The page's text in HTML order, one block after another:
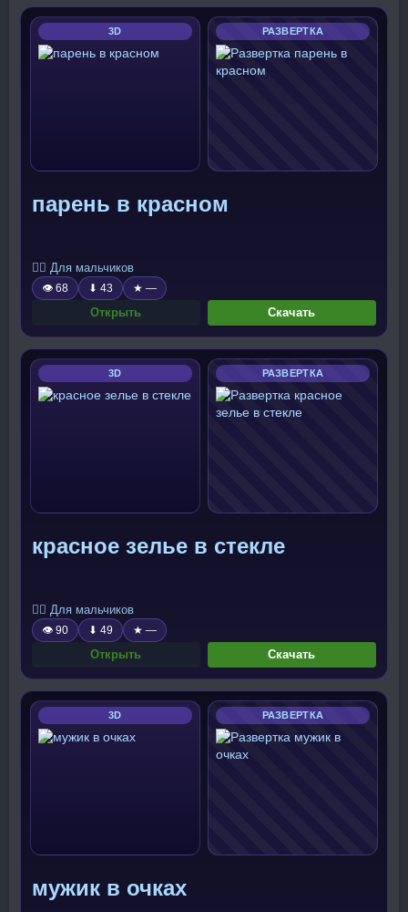
3D РАЗВЕРТКА
парень в красном
🧍‍♂️ Для мальчиков
👁 68 ⬇ 43 ★ —
Открыть Скачать
3D РАЗВЕРТКА
красное зелье в стекле
🧍‍♂️ Для мальчиков
👁 90 ⬇ 49 ★ —
Открыть Скачать
3D РАЗВЕРТКА
мужик в очках